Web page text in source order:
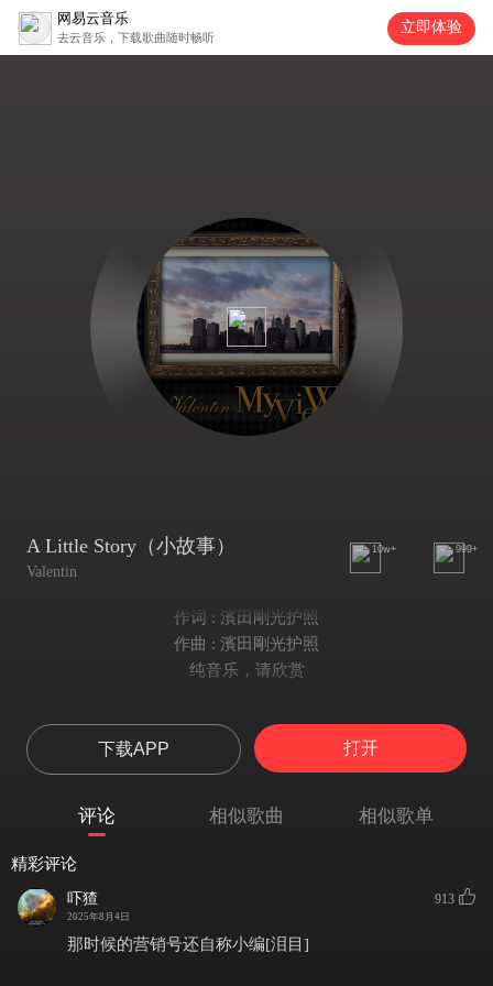
网易云音乐
去云音乐，下载歌曲随时畅听
立即体验
A Little Story（小故事）
Valentin
10w+ 999+
作词 : 濱田剛光护照
作曲 : 濱田剛光护照
纯音乐，请欣赏
下载APP 打开
评论 相似歌曲 相似歌单
精彩评论
吓猹
2025年8月4日
913
那时候的营销号还自称小编[泪目]